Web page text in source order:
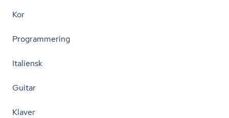
Kor
Programmering
Italiensk
Guitar
Klaver